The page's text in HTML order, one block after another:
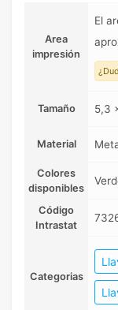
Area
impresión
El
Tamaño 5,3
Material
Colores
disponibles
Código
Intrastat
Categorias